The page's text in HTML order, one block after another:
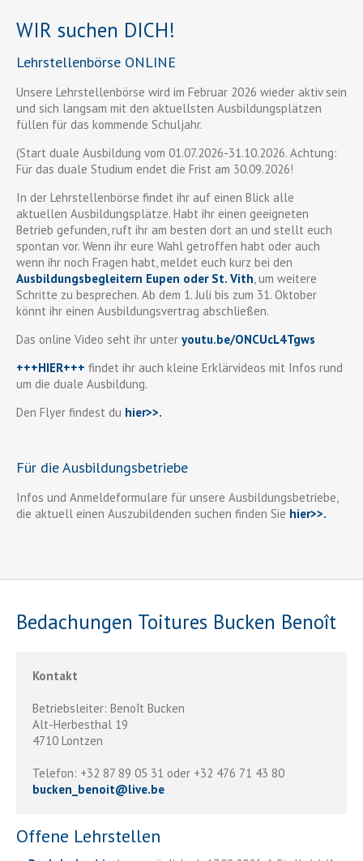
WIR suchen DICH!
Lehrstellenbörse ONLINE
Unsere Lehrstellenbörse wird im Februar 2026 wieder aktiv sein
und sich langsam mit den aktuellsten Ausbildungsplätzen
füllen für das kommende Schuljahr.
(Start duale Ausbildung vom 01.07.2026-31.10.2026. Achtung:
Für das duale Studium endet die Frist am 30.09.2026!
In der Lehrstellenbörse findet ihr auf einen Blick alle
aktuellen Ausbildungsplätze. Habt ihr einen geeigneten
Betrieb gefunden, ruft ihr am besten dort an und stellt euch
spontan vor. Wenn ihr eure Wahl getroffen habt oder auch
wenn ihr noch Fragen habt, meldet euch kurz bei den
Ausbildungsbegleitern Eupen oder St. Vith, um weitere
Schritte zu besprechen. Ab dem 1. Juli bis zum 31. Oktober
könnt ihr einen Ausbildungsvertrag abschließen.
Das online Video seht ihr unter youtu.be/ONCUcL4Tgws
+++HIER+++ findet ihr auch kleine Erklärvideos mit Infos rund
um die duale Ausbildung.
Den Flyer findest du hier>>.
Für die Ausbildungsbetriebe
Infos und Anmeldeformulare für unsere Ausbildungsbetriebe,
die aktuell einen Auszubildenden suchen finden Sie hier>>.
Bedachungen Toitures Bucken Benoît
Kontakt
Betriebsleiter: Benoît Bucken
Alt-Herbesthal 19
4710 Lontzen
Telefon: +32 87 89 05 31 oder +32 476 71 43 80
bucken_benoit@live.be
Offene Lehrstellen